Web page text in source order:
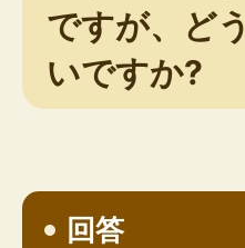
ですが、ど
いですか?
回答